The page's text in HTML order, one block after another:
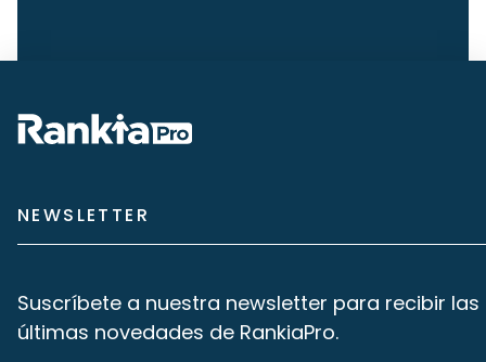
NEWSLETTER
Suscríbete a nuestra newsletter para recibir las
últimas novedades de RankiaPro.